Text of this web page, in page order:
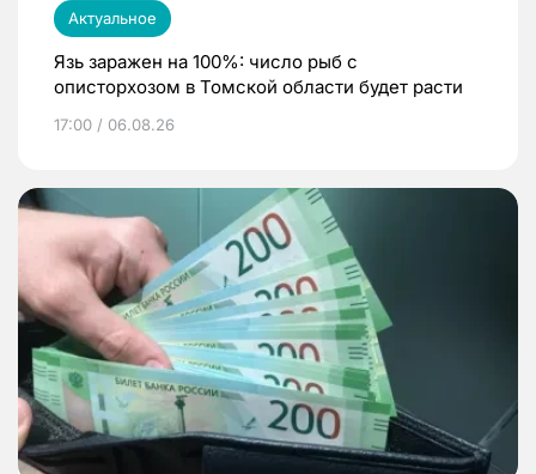
Актуальное
Язь заражен на 100%: число рыб с
описторхозом в Томской области будет расти
17:00 / 06.08.26